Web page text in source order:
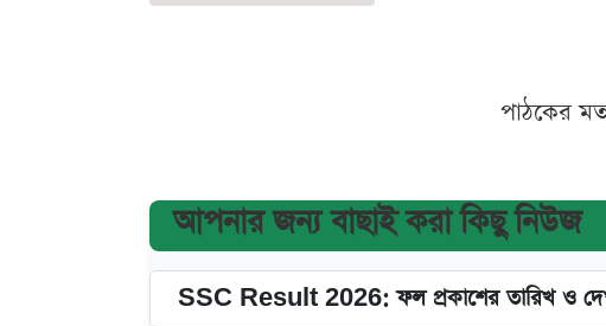
পাঠকের
আপনার জন্য বাছাই করা কিছু নিউজ
SSC Result 2026: ফল প্রকাশের তারিখ ও